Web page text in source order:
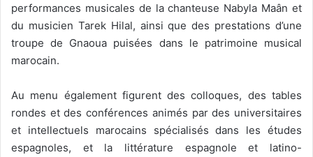
performances musicales de la chanteuse Nabyla Maân et
du musicien Tarek Hilal, ainsi que des prestations d’une
troupe de Gnaoua puisées dans le patrimoine musical
marocain.
Au menu également figurent des colloques, des tables
rondes et des conférences animés par des universitaires
et intellectuels marocains spécialisés dans les études
espagnoles, et la littérature espagnole et latino-